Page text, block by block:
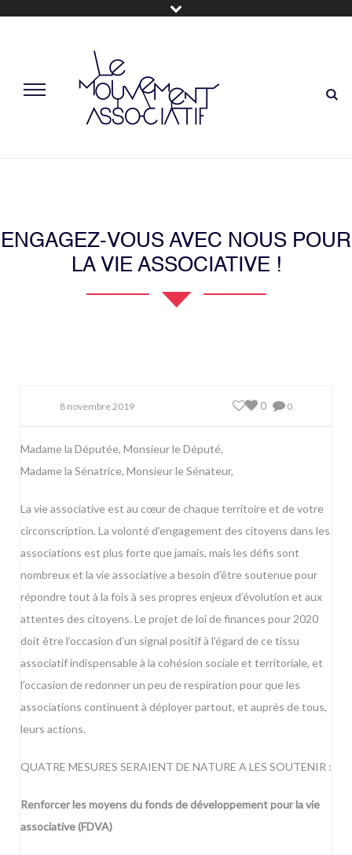
ENGAGEZ-VOUS AVEC NOUS POUR
LA VIE ASSOCIATIVE !
8 novembre 2019 0
0
Madame la Députée, Monsieur le Député,
Madame la Sénatrice, Monsieur le Sénateur,
La vie associative est au cœur de chaque territoire et de votre
circonscription. La volonté d’engagement des citoyens dans les
associations est plus forte que jamais, mais les défis sont
nombreux et la vie associative a besoin d’être soutenue pour
répondre tout à la fois à ses propres enjeux d’évolution et aux
attentes des citoyens. Le projet de loi de finances pour 2020
doit être l’occasion d’un signal positif à l’égard de ce tissu
associatif indispensable à la cohésion sociale et territoriale, et
l’occasion de redonner un peu de respiration pour que les
associations continuent à déployer partout, et auprès de tous,
leurs actions.
QUATRE MESURES SERAIENT DE NATURE A LES SOUTENIR :
Renforcer les moyens du fonds de développement pour la vie
associative (FDVA)